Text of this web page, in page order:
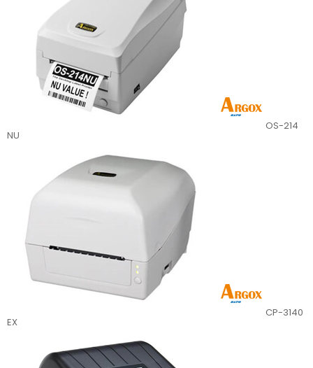
OS-214
NU
CP-3140
EX